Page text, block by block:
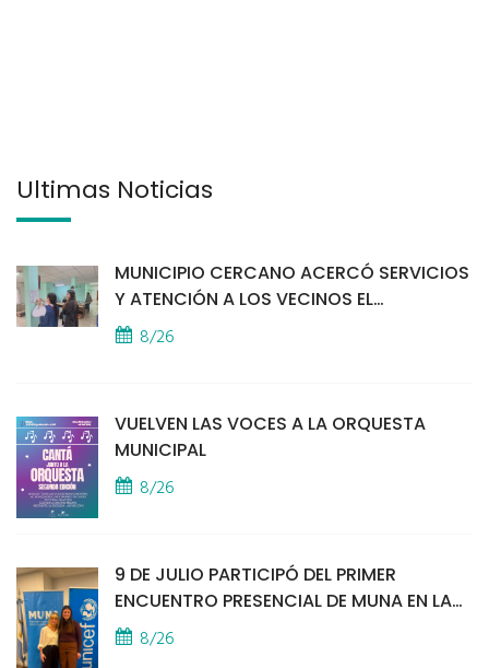
Últimas Noticias
MUNICIPIO CERCANO ACERCÓ SERVICIOS
Y ATENCIÓN A LOS VECINOS EL
PROVINCIAL
8/26
VUELVEN LAS VOCES A LA ORQUESTA
MUNICIPAL
8/26
9 DE JULIO PARTICIPÓ DEL PRIMER
ENCUENTRO PRESENCIAL DE MUNA EN LA
SEDE DE UNICEF
8/26